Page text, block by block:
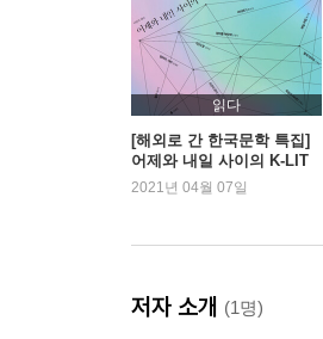
읽다
[해외로 간 한국문학 특집]
어제와 내일 사이의 K-LIT
2021년 04월 07일
저자 소개 (1명)